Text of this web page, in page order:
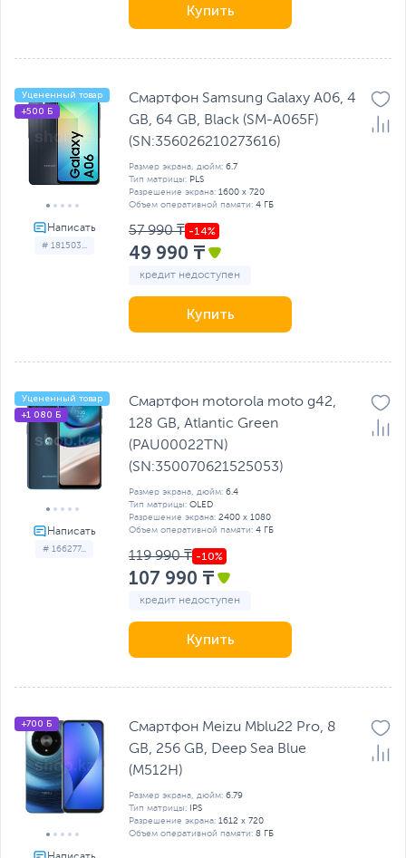
Купить
# 181503...
Уцененный товар
+500 Б
Смартфон Samsung Galaxy A06, 4
GB, 64 GB, Black (SM-A065F)
(SN:356026210273616)
Размер экрана, дюйм: 6.7
Тип матрицы: PLS
Разрешение экрана: 1600 x 720
Объем оперативной памяти: 4 ГБ
57 990 ₸
49 990 ₸
кредит недоступен
Купить
# 166277...
Уцененный товар
+1 080 Б
Смартфон motorola moto g42,
128 GB, Atlantic Green
(PAU00022TN)
(SN:350070621525053)
Размер экрана, дюйм: 6.4
Тип матрицы: OLED
Разрешение экрана: 2400 x 1080
Объем оперативной памяти: 4 ГБ
119 990 ₸
107 990 ₸
кредит недоступен
Купить
+700 Б
Смартфон Meizu Mblu22 Pro, 8
GB, 256 GB, Deep Sea Blue
(M512H)
Размер экрана, дюйм: 6.79
Тип матрицы:
IPS
Разрешение экрана: 1612 x 720
Объем оперативной памяти: 8 ГБ